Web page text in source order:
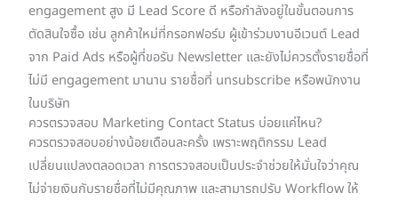
engagement สูง มี Lead Score ดี หรือกำลังอยู่ในขั้นตอนการ
ตัดสินใจซื้อ เช่น ลูกค้าใหม่ที่กรอกฟอร์ม ผู้เข้าร่วมงานอีเวนต์ Lead
จาก Paid Ads หรือผู้ที่ขอรับ Newsletter และยังไม่ควรตั้งรายชื่อที่
ไม่มี engagement มานาน รายชื่อที่ unsubscribe หรือพนักงาน
ในบริษัท
ควรตรวจสอบ Marketing Contact Status บ่อยแค่ไหน?
ควรตรวจสอบอย่างน้อยเดือนละครั้ง เพราะพฤติกรรม Lead
เปลี่ยนแปลงตลอดเวลา การตรวจสอบเป็นประจำช่วยให้มั่นใจว่าคุณ
ไม่จ่ายเงินกับรายชื่อที่ไม่มีคุณภาพ และสามารถปรับ Workflow ให้